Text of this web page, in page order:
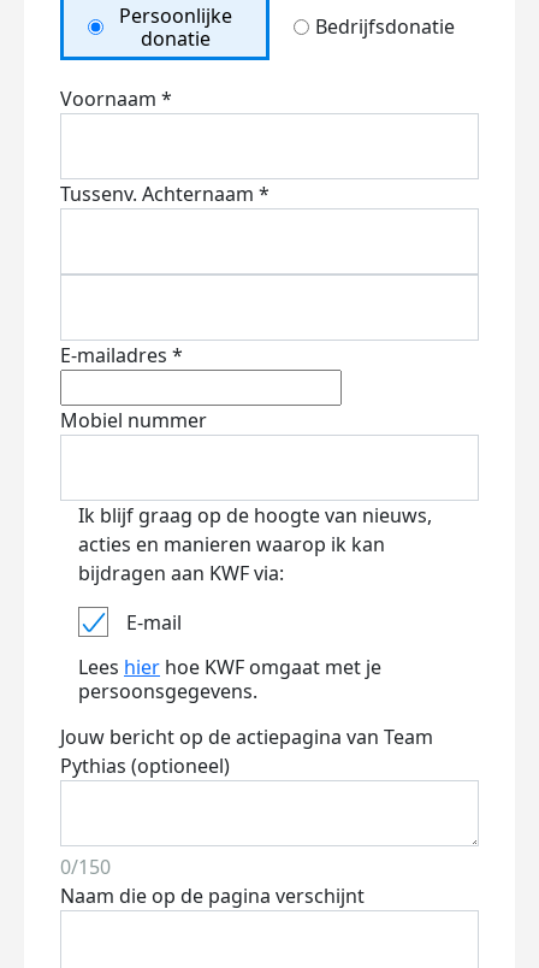
Persoonlijke
donatie
Bedrijfsdonatie
Voornaam *
Tussenv. Achternaam *
E-mailadres *
Mobiel nummer
Ik blijf graag op de hoogte van nieuws,
acties en manieren waarop ik kan
bijdragen aan KWF via:
E-mail
Lees hier hoe KWF omgaat met je
persoonsgegevens.
Jouw bericht op de actiepagina van Team
Pythias (optioneel)
0/150
Naam die op de pagina verschijnt